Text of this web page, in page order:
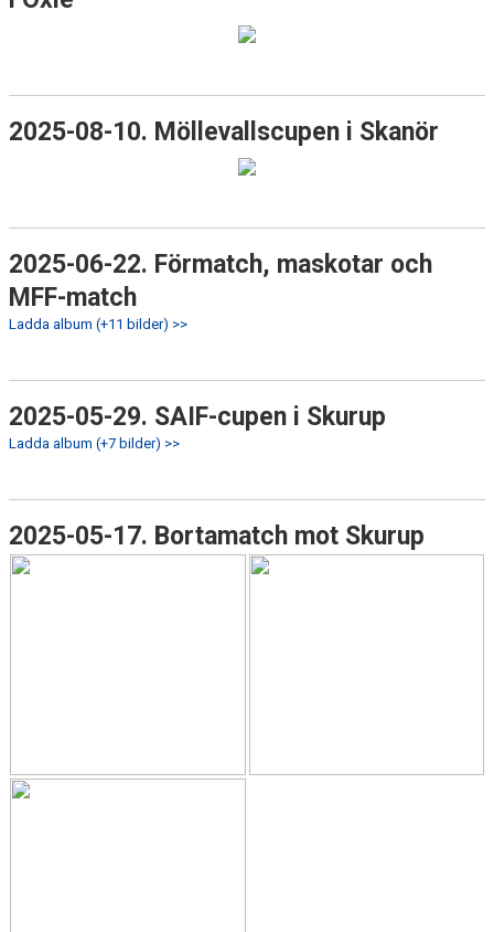
2025-08-10. Möllevallscupen i Skanör
2025-06-22. Förmatch, maskotar och
MFF-match
Ladda album (+11 bilder) >>
2025-05-29. SAIF-cupen i Skurup
Ladda album (+7 bilder) >>
2025-05-17. Bortamatch mot Skurup